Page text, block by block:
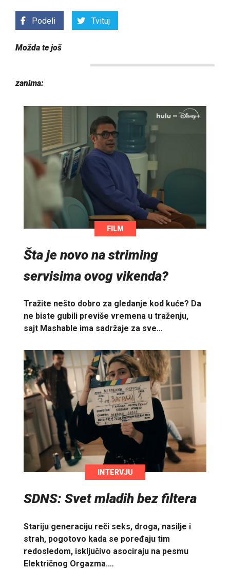
Podeli Tvituj
Možda te još
zanima:
FILM
Šta je novo na striming
servisima ovog vikenda?
Tražite nešto dobro za gledanje kod kuće? Da
ne biste gubili previše vremena u traženju,
sajt Mashable ima sadržaje za sve…
INTERVJU
SDNS: Svet mladih bez filtera
Stariju generaciju reči seks, droga, nasilje i
strah, pogotovo kada se poređaju tim
redosledom, isključivo asociraju na pesmu
Električnog Orgazma.…